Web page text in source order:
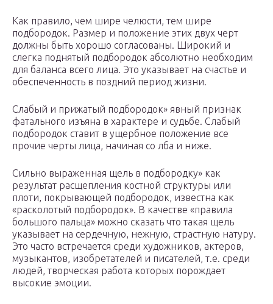
Как правило, чем шире челюсти, тем шире
подбородок. Размер и положение этих двух черт
должны быть хорошо согласованы. Широкий и
слегка поднятый подбородок абсолютно необходим
для баланса всего лица. Это указывает на счастье и
обеспеченность в поздний период жизни.
Слабый и прижатый подбородок» явный признак
фатального изъяна в характере и судьбе. Слабый
подбородок ставит в ущербное положение все
прочие черты лица, начиная со лба и ниже.
Сильно выраженная щель в подбородку» как
результат расщепления костной структуры или
плоти, покрывающей подбородок, известна как
«расколотый подбородок». В качестве «правила
большого пальца» можно сказать что такая щель
указывает на сердечную, нежную, страстную натуру.
Это часто встречается среди художников, актеров,
музыкантов, изобретателей и писателей, т.е. среди
людей, творческая работа которых порождает
высокие эмоции.